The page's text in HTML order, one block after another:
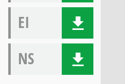
EI
NS